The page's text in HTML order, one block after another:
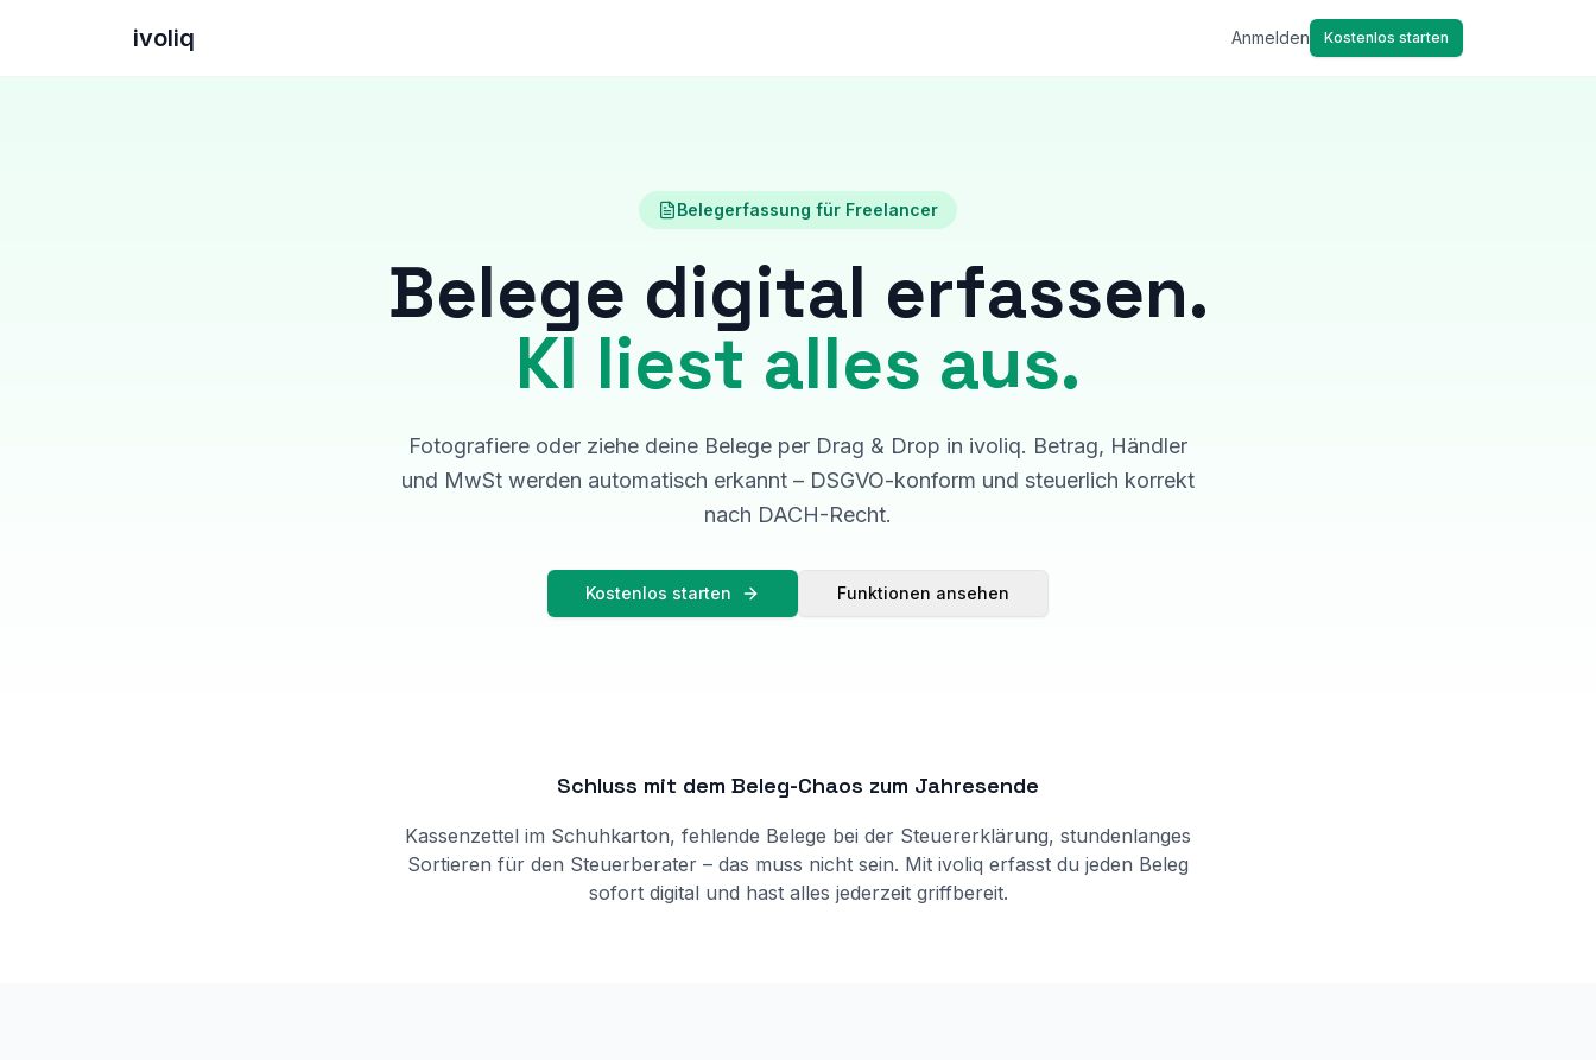
ivoliq Anmelden Kostenlos starten
Belegerfassung für Freelancer
Belege digital erfassen.
KI liest alles aus.
Fotografiere oder ziehe deine Belege per Drag & Drop in ivoliq. Betrag, Händler
und MwSt werden automatisch erkannt – DSGVO-konform und steuerlich korrekt
nach DACH-Recht.
Kostenlos starten Funktionen ansehen
Schluss mit dem Beleg-Chaos zum Jahresende
Kassenzettel im Schuhkarton, fehlende Belege bei der Steuererklärung, stundenlanges
Sortieren für den Steuerberater – das muss nicht sein. Mit ivoliq erfasst du jeden Beleg
sofort digital und hast alles jederzeit griffbereit.